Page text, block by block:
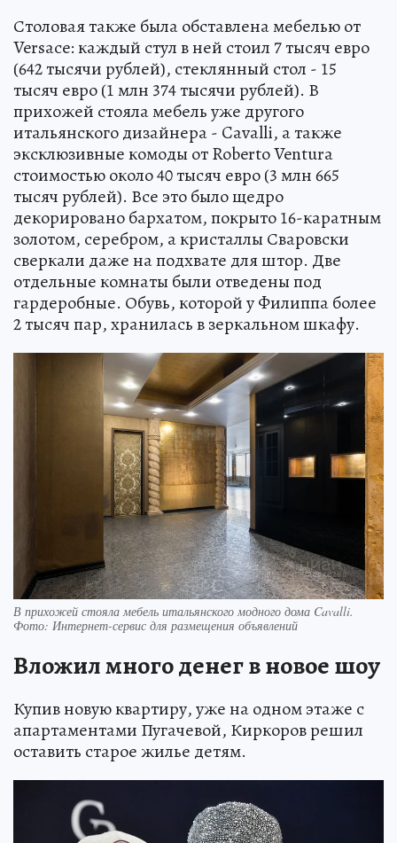
Столовая также была обставлена мебелью от
Versace: каждый стул в ней стоил 7 тысяч евро
(642 тысячи рублей), стеклянный стол - 15
тысяч евро (1 млн 374 тысячи рублей). В
прихожей стояла мебель уже другого
итальянского дизайнера - Cavalli, а также
эксклюзивные комоды от Roberto Venturа
стоимостью около 40 тысяч евро (3 млн 665
тысяч рублей). Все это было щедро
декорировано бархатом, покрыто 16-каратным
золотом, серебром, а кристаллы Сваровски
сверкали даже на подхвате для штор. Две
отдельные комнаты были отведены под
гардеробные. Обувь, которой у Филиппа более
2 тысяч пар, хранилась в зеркальном шкафу.
В прихожей стояла мебель итальянского модного дома Cavalli.
Фото: Интернет-сервис для размещения объявлений
Вложил много денег в новое шоу
Купив новую квартиру, уже на одном этаже с
апартаментами Пугачевой, Киркоров решил
оставить старое жилье детям.